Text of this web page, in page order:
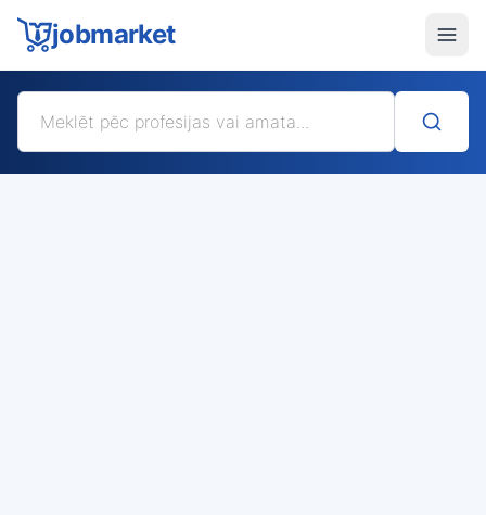
jobmarket